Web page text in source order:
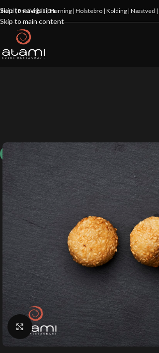
Skip to navigation
Skip to main content
|Fredericia|Herning | Holstebro | Kolding | Næstved |
Klik for at forstørre